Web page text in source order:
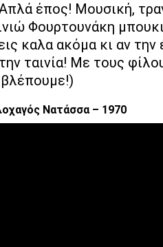
έπος! Μουσική,
Φουρτουνάκη
καλα ακόμα κι αν
ταινία! Με τους
βλέπουμε!)
Νατάσσα – 1970